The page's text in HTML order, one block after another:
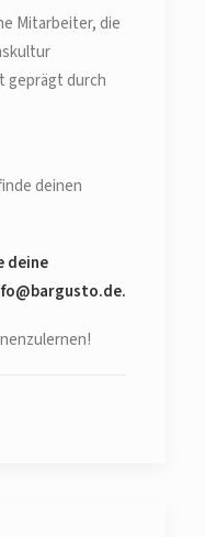
Mitarbeiter, die
geprägt durch
deinen
deine